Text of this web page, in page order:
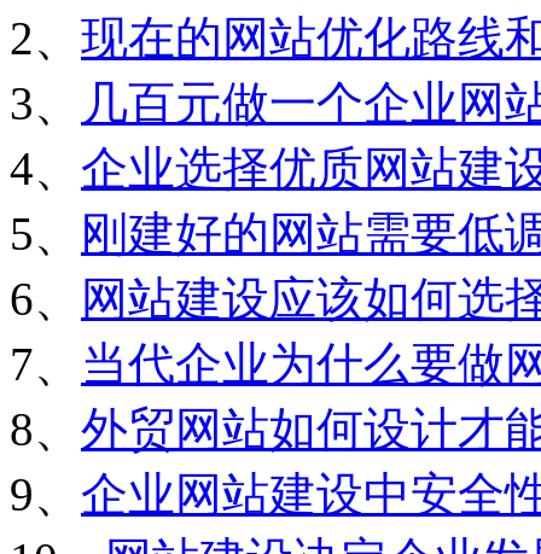
2、 现在的网站优化路线
3、
几百元做一个企业网
4、 企业选择优质网站建
5、
刚建好的网站需要低
6、
网站建设应该如何选
7、 当代企业为什么要做
8、 外贸网站如何设计才
9、 企业网站建设中安全